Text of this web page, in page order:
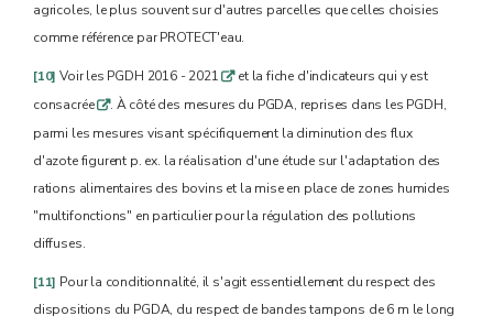
agricoles, le plus souvent sur d'autres parcelles que celles choisies
comme référence par PROTECT'eau.
[10] Voir les PGDH 2016 - 2021qet la fiche d'indicateurs qui y est
consacréeq. À côté des mesures du PGDA, reprises dans les PGDH,
parmi les mesures visant spécifiquement la diminution des flux
d'azote figurent p. ex. la réalisation d'une étude sur l'adaptation des
rations alimentaires des bovins et la mise en place de zones humides
"multifonctions" en particulier pour la régulation des pollutions
diffuses.
[11] Pour la conditionnalité, il s'agit essentiellement du respect des
dispositions du PGDA, du respect de bandes tampons de 6 m le long